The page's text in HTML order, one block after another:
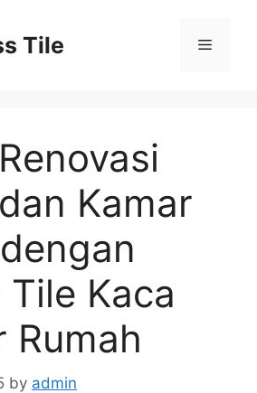
Tile Menu
Kamar
Tile Kaca
Rumah
by admin